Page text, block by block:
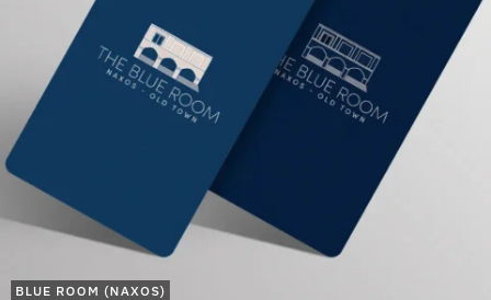
BLUE ROOM (NAXOS)